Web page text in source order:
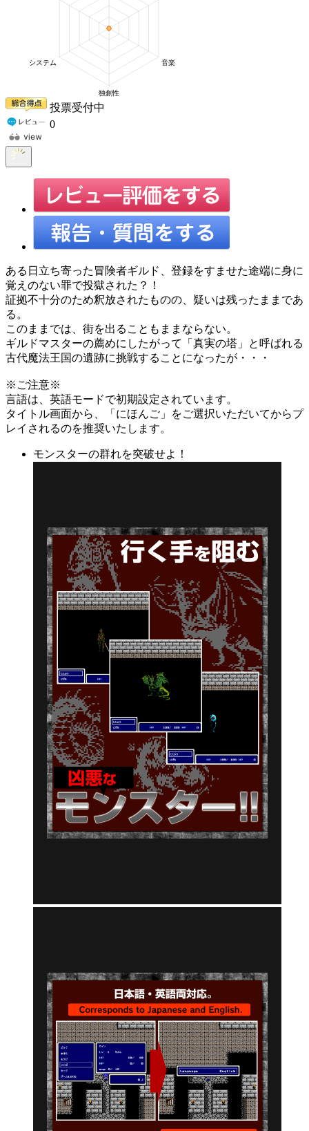
投票受付中
0
ある日立ち寄った冒険者ギルド、登録をすませた途端に身に
覚えのない罪で投獄された？！
証拠不十分のため釈放されたものの、疑いは残ったままであ
る。
このままでは、街を出ることもままならない。
ギルドマスターの薦めにしたがって「真実の塔」と呼ばれる
古代魔法王国の遺跡に挑戦することになったが・・・
※ご注意※
言語は、英語モードで初期設定されています。
タイトル画面から、「にほんご」をご選択いただいてからプ
レイされるのを推奨いたします。
モンスターの群れを突破せよ！